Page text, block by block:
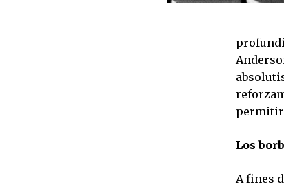
Los
A fines